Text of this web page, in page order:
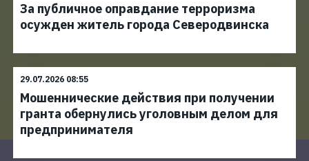
За публичное оправдание терроризма
осужден житель города Северодвинска
29.07.2026 08:55
Мошеннические действия при получении
гранта обернулись уголовным делом для
предпринимателя